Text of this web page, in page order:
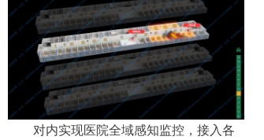
对内实现医院全域感知监控，接入各